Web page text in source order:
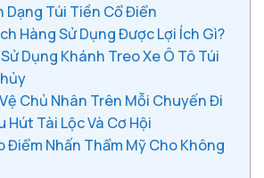
Dạng Túi Tiền Cổ Điển
Hàng Sử Dụng Được Lợi Ích Gì?
Dụng Khánh Treo Xe Ô Tô Túi
Vệ Chủ Nhân Trên Mỗi Chuyến Đi
Hút Tài Lộc Và Cơ Hội
Điểm Nhấn Thẩm Mỹ Cho Không